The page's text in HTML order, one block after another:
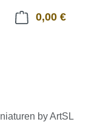
0,00 €
by ArtSL